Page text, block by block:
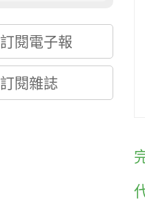
訂閱電子報
訂閱雜誌